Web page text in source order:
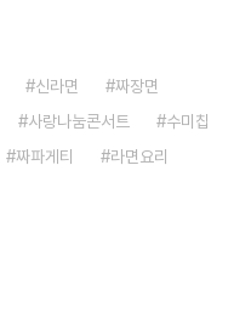
신라면
짜장면
사랑나눔콘서트
수미칩
짜파게티
라면요리